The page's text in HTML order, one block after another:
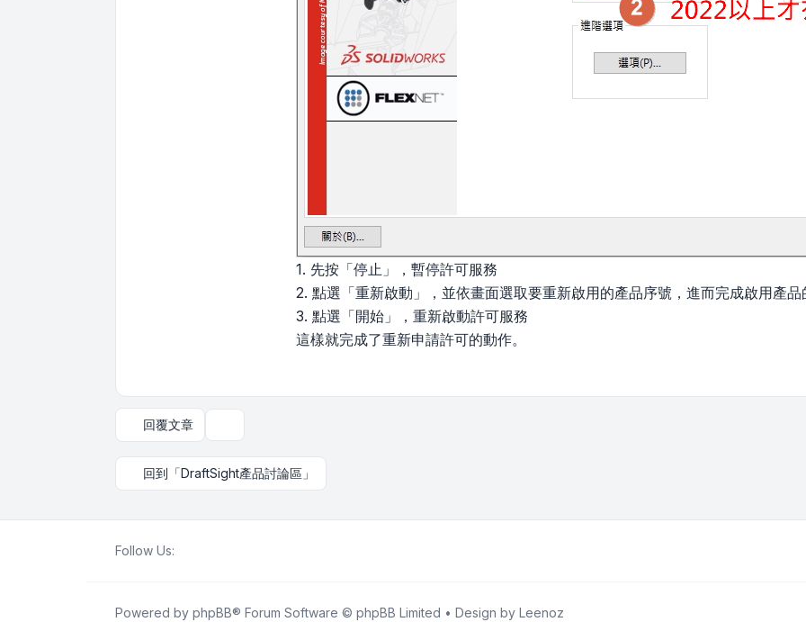
1. 先按「停止」，暫停許可服務
2. 點選「重新啟動」，並依畫面選取要重新啟用的產品序號，進而完成啟用產品
3. 點選「開始」，重新啟動許可服務
這樣就完成了重新申請許可的動作。
回覆文章
回到「DraftSight產品討論區」
Follow Us:
Powered by phpBB® Forum Software © phpBB Limited • Design by Leenoz